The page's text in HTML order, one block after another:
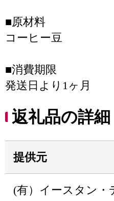
■原材料
コーヒー豆
■消費期限
発送日より1ヶ月
返礼品の詳細
提供元
(有）イースタン・